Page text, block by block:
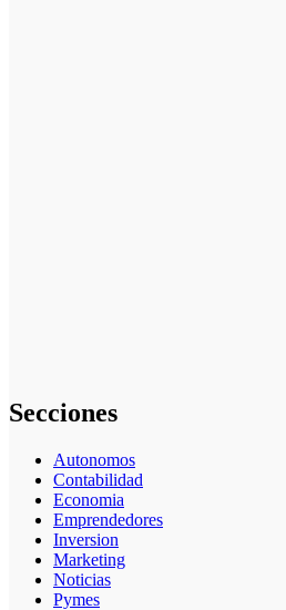
Secciones
Autonomos
Contabilidad
Economia
Emprendedores
Inversion
Marketing
Noticias
Pymes